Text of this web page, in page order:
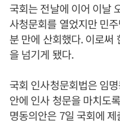
국회는 전날에 이어 이날
사청문회를 열었지만 민
분 만에 산회했다. 이로써
을 넘기게 됐다.
국회 인사청문회법은 임
안에 인사 청문을 마치도
명동의안은 7일 국회에